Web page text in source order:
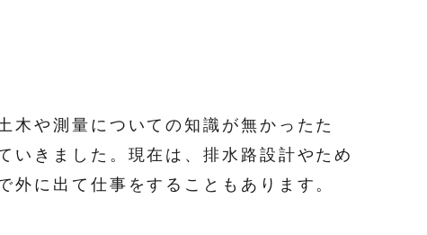
木や測量についての知識が無かったた
いきました。現在は、排水路設計やため
に出て仕事をすることもあります。